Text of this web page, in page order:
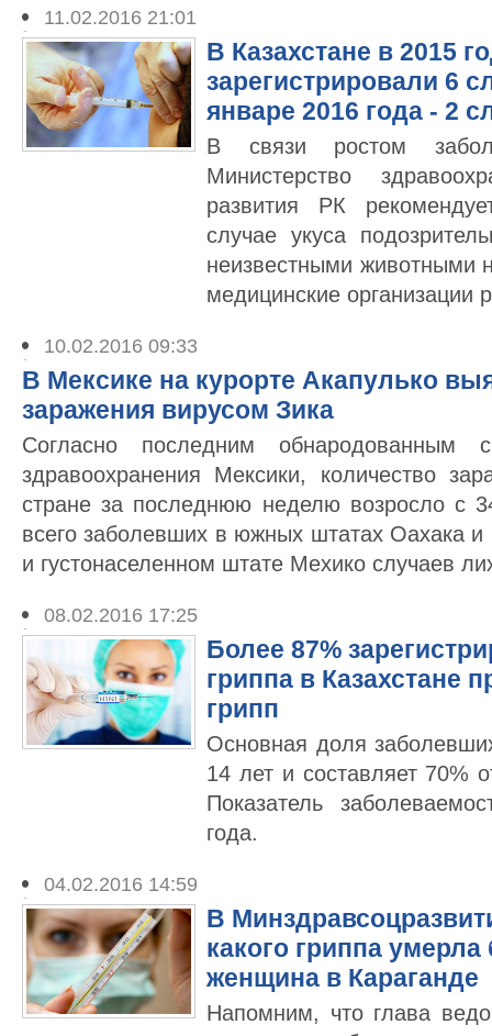
11.02.2016 21:01
В Казахстане в 2015
зарегистрировали 6
январе 2016 года - 2
В связи ростом
Министерство
развития РК
случае укуса
неизвестными животными
медицинские организации
10.02.2016 09:33
В Мексике на курорте Акапулько
заражения вирусом Зика
Согласно последним обнародованным
здравоохранения Мексики, количество
стране за последнюю неделю возросло с
всего заболевших в южных штатах Оахака и
и густонаселенном штате Мехико случаев
08.02.2016 17:25
Более 87%
гриппа в Казахстане
грипп
Основная доля
14 лет и составляет 70%
Показатель
года.
04.02.2016 14:59
В
какого гриппа
женщина в Караганде
Напомним, что глава